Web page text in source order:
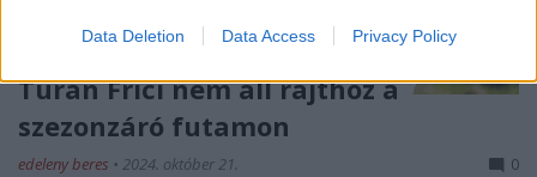
Data Deletion Data Access Privacy Policy
Turán Frici nem áll rajthoz a
szezonzáró futamon
edeleny beres • 2024. október 21. 0